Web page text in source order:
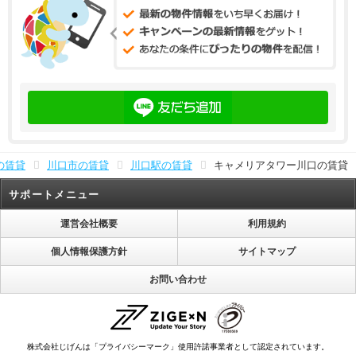
賃貸 川口市の賃貸 川口駅の賃貸 キャメリアタワー川口の賃貸
サポートメニュー
運営会社概要 利用規約
個人情報保護方針 サイトマップ
お問い合わせ
株式会社じげんは「プライバシーマーク」使用許諾事業者として認定されています。